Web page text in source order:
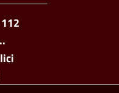
side